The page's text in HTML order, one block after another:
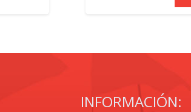
INFORMACIÓN: